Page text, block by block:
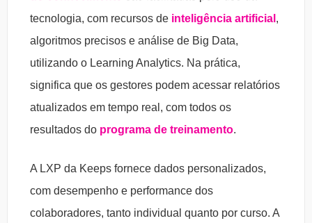
tecnologia, com recursos de inteligência artificial ,
algoritmos precisos e análise de Big Data,
utilizando o Learning Analytics. Na prática,
significa que os gestores podem acessar relatórios
atualizados em tempo real, com todos os
resultados do programa de treinamento.
A LXP da Keeps fornece dados personalizados,
com desempenho e performance dos
colaboradores, tanto individual quanto por curso. A